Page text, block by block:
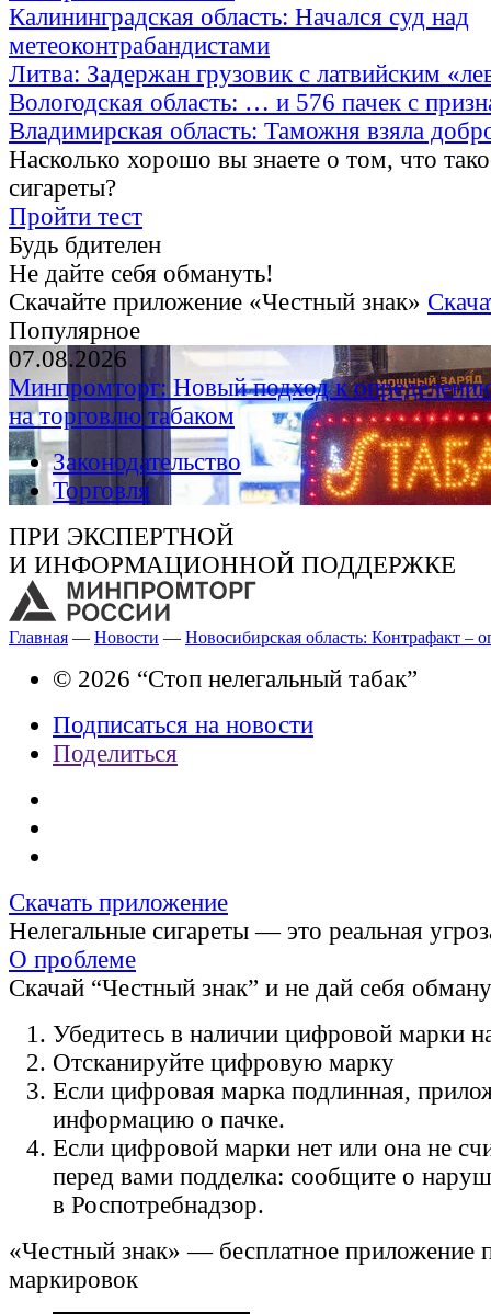
Калининградская область: Начался суд над
метеоконтрабандистами
Литва: Задержан грузовик с латвийским
Вологодская область: … и 576 пачек с
Владимирская область: Таможня взяла
Насколько хорошо вы знаете о том, что
сигареты?
Пройти тест
Будь бдителен
Не дайте себя обмануть!
Скачайте приложение «Честный знак»
Популярное
07.08.2026
Минпромторг: Новый подход к
на торговлю табаком
Законодательство
Торговля
ПРИ ЭКСПЕРТНОЙ
И ИНФОРМАЦИОННОЙ ПОДДЕРЖКЕ
Главная — Новости — Новосибирская область: Контрафакт –
© 2026 “Стоп нелегальный табак”
Подписаться на новости
Поделиться
Скачать приложение
Нелегальные сигареты — это реальная
О проблеме
Скачай “Честный знак” и не дай себя
Убедитесь в наличии цифровой марки
Отсканируйте цифровую марку
Если цифровая марка подлинная,
информацию о пачке.
Если цифровой марки нет или она не
перед вами подделка: сообщите о
в Роспотребнадзор.
«Честный знак» — бесплатное приложение
маркировок